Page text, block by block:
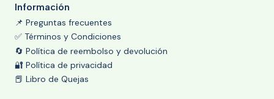
Información
📌 Preguntas frecuentes
✅ Términos y Condiciones
🔄 Política de reembolso y devolución
🔐 Política de privacidad
📕 Libro de Quejas